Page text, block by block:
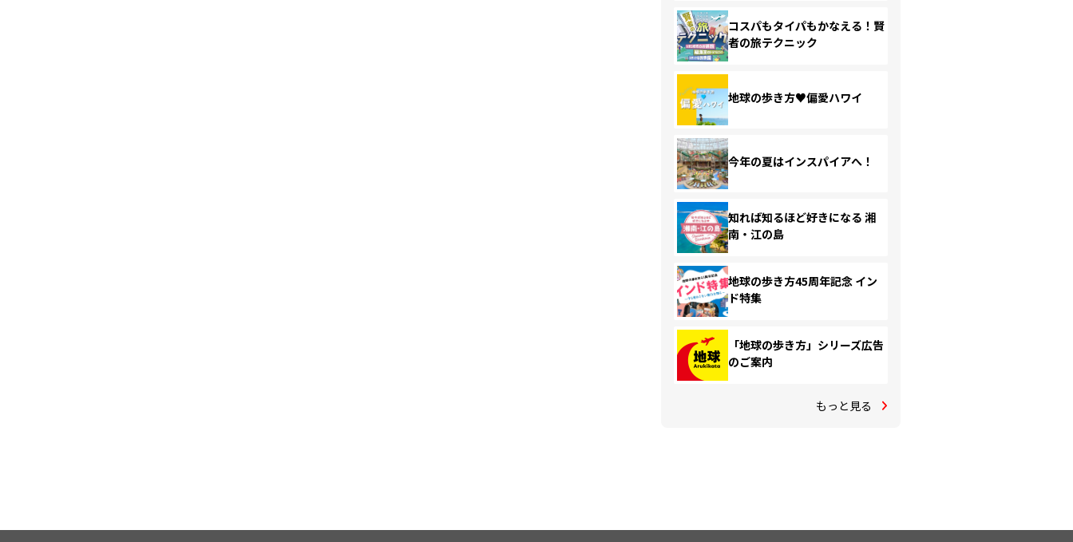
コスパもタイパもかなえる！賢
者の旅テクニック
地球の歩き方♥偏愛ハワイ
今年の夏はインスパイアへ！
知れば知るほど好きになる 湘
南・江の島
地球の歩き方45周年記念 イン
ド特集
「地球の歩き方」シリーズ広告
のご案内
もっと見る